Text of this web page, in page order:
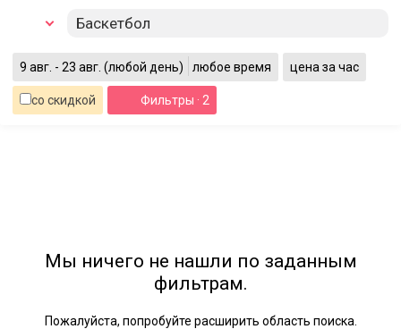
Баскетбол
9 авг. - 23 авг. (любой день) любое время цена за час
со скидкой Фильтры · 2
Мы ничего не нашли по заданным
фильтрам.
Пожалуйста, попробуйте расширить область поиска.